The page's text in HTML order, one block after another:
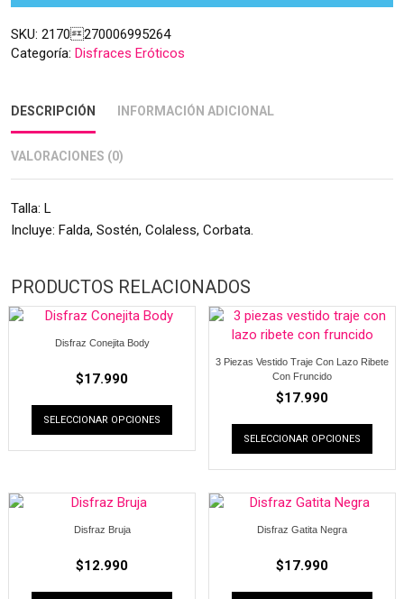
SKU: 2170270006995264
Categoría: Disfraces Eróticos
DESCRIPCIÓN INFORMACIÓN ADICIONAL
VALORACIONES (0)
Talla: L
Incluye: Falda, Sostén, Colaless, Corbata.
PRODUCTOS RELACIONADOS
Disfraz Conejita Body
$17.990
SELECCIONAR OPCIONES
3 Piezas Vestido Traje Con Lazo Ribete
Con Fruncido
$17.990
SELECCIONAR OPCIONES
Disfraz Bruja
$12.990
Disfraz Gatita Negra
$17.990